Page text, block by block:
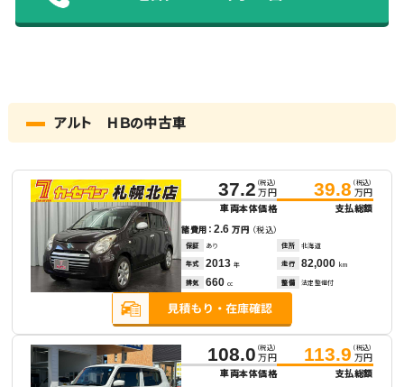
アルト ＨＢの中古車
37.2 （税込）
万円
車両本体価格
39.8 （税込）
万円
支払総額
諸費用：2.6万円 （税込）
保証 あり 住所 北海道
年式 2013 年 走行 82,000 km
排気 660 cc 整備 法定整備付
108.0 （税込）
万円
車両本体価格
113.9 （税込）
万円
支払総額